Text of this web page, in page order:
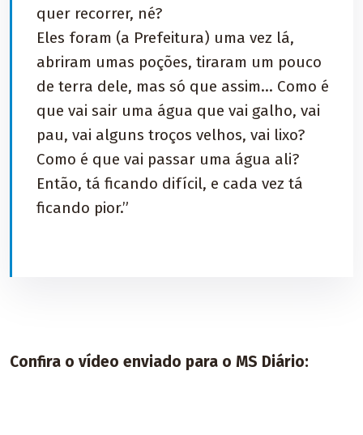
quer recorrer, né?
Eles foram (a Prefeitura) uma vez lá,
abriram umas poções, tiraram um pouco
de terra dele, mas só que assim... Como é
que vai sair uma água que vai galho, vai
pau, vai alguns troços velhos, vai lixo?
Como é que vai passar uma água ali?
Então, tá ficando difícil, e cada vez tá
ficando pior.”
Confira o vídeo enviado para o MS Diário: